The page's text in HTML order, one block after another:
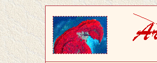
contenu